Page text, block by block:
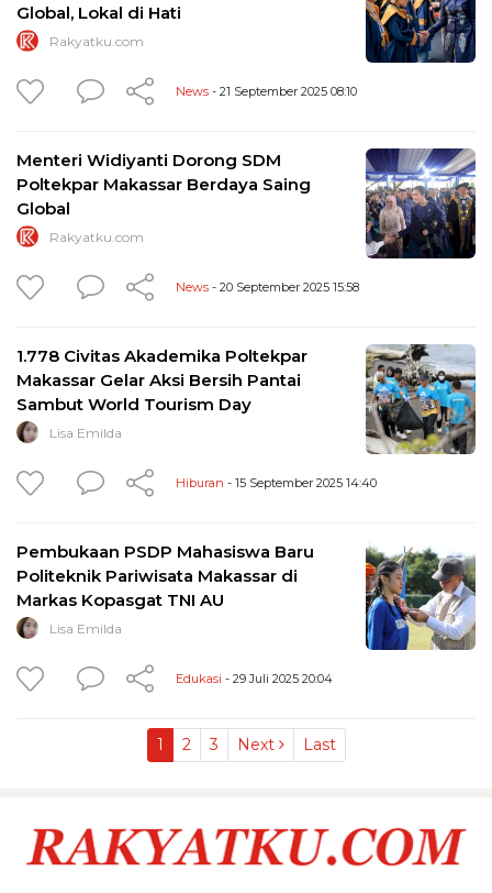
Global, Lokal di Hati
Rakyatku.com
News - 21 September 2025 08:10
Menteri Widiyanti Dorong SDM
Poltekpar Makassar Berdaya Saing
Global
Rakyatku.com
News - 20 September 2025 15:58
1.778 Civitas Akademika Poltekpar
Makassar Gelar Aksi Bersih Pantai
Sambut World Tourism Day
Lisa Emilda
Hiburan - 15 September 2025 14:40
Pembukaan PSDP Mahasiswa Baru
Politeknik Pariwisata Makassar di
Markas Kopasgat TNI AU
Lisa Emilda
Edukasi - 29 Juli 2025 20:04
1 2 3 Next Last